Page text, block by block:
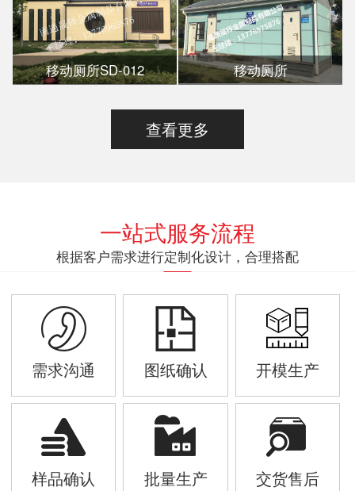
移动厕所SD-012 移动厕所
查看更多
一站式服务流程
根据客户需求进行定制化设计，合理搭配
需求沟通 图纸确认 开模生产
样品确认 批量生产 交货售后